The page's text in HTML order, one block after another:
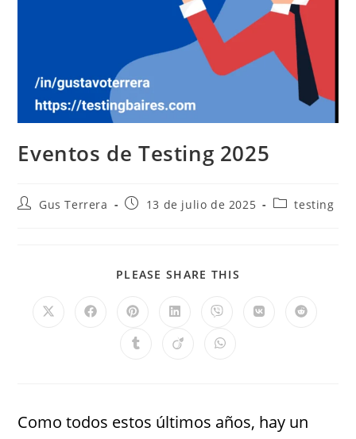
Eventos de Testing 2025
Gus Terrera 13 de julio de 2025 testing
PLEASE SHARE THIS
Como todos estos últimos años, hay un